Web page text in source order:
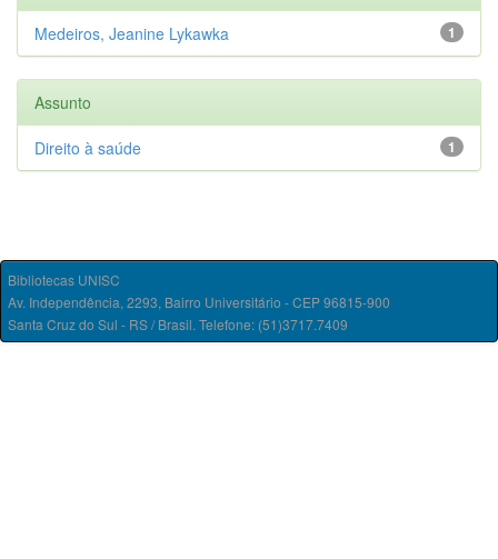
1
Medeiros, Jeanine Lykawka
Assunto
1
Direito à saúde
Bibliotecas UNISC
Av. Independência, 2293, Bairro Universitário - CEP 96815-900
Santa Cruz do Sul - RS / Brasil. Telefone: (51)3717.7409